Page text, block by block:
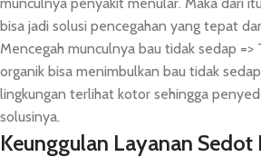
bisa jadi solusi pencegahan yang tepat
Mencegah munculnya bau tidak sedap =>
organik bisa menimbulkan bau tidak
lingkungan terlihat kotor sehingga
solusinya.
Keunggulan Layanan Sedot